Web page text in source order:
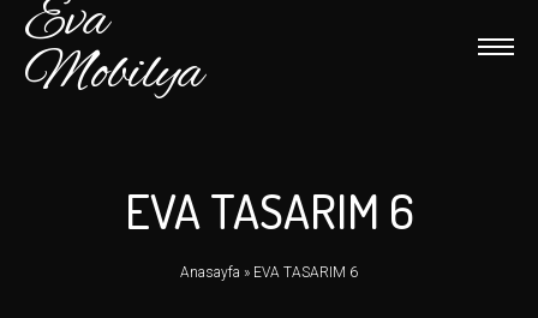
Eva
Mobilya
EVA TASARIM 6
Anasayfa » EVA TASARIM 6